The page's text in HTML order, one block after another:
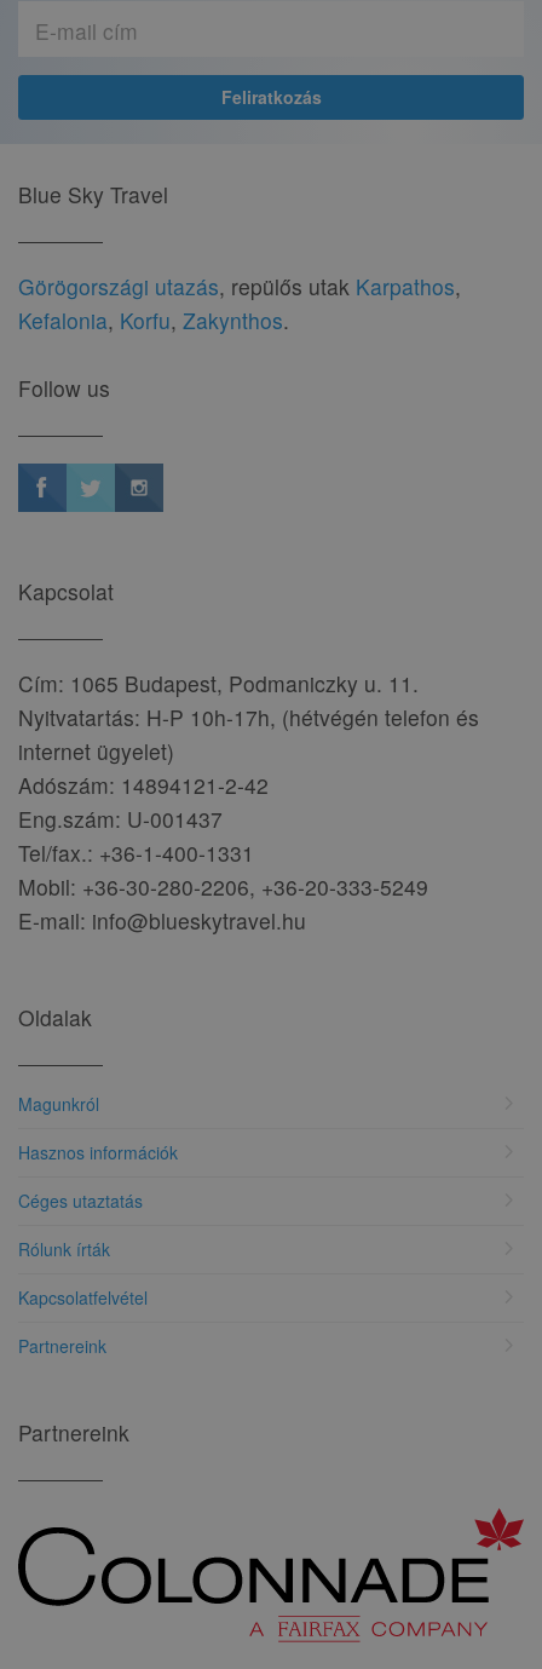
Blue Sky Travel
Görögországi utazás, repülős utak Karpathos,
Kefalonia, Korfu, Zakynthos.
Follow us
Kapcsolat
Cím: 1065 Budapest, Podmaniczky u. 11.
Nyitvatartás: H-P 10h-17h, (hétvégén telefon és
internet ügyelet)
Adószám: 14894121-2-42
Eng.szám: U-001437
Tel/fax.: +36-1-400-1331
Mobil: +36-30-280-2206, +36-20-333-5249
E-mail: info@blueskytravel.hu
Oldalak
Magunkról
Hasznos információk
Céges utaztatás
Rólunk írták
Kapcsolatfelvétel
Partnereink
Partnereink